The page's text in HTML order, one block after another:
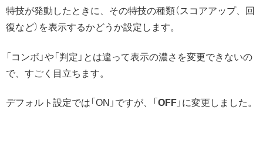
特技が発動したときに、その特技の種類（スコアアップ、回
復など）を表示するかどうか設定します。
「コンボ」や「判定」とは違って表示の濃さを変更できないの
で、すごく目立ちます。
デフォルト設定では「ON」ですが、「 OFF 」に変更しました。